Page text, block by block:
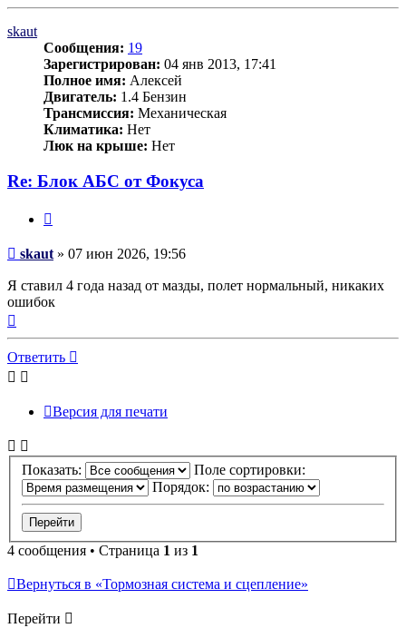
skaut
Сообщения: 19
Зарегистрирован: 04 янв 2013, 17:41
Полное имя: Алексей
Двигатель: 1.4 Бензин
Трансмиссия: Механическая
Климатика: Нет
Люк на крыше: Нет
Re: Блок АБС от Фокуса
Сообщение
skaut » 07 июн 2026, 19:56
Я ставил 4 года назад от мазды, полет нормальный, никаких
ошибок
началу
Ответить
Версия для печати
Показать:
Поле сортировки:
Порядок:
4 сообщения • Страница 1 из 1
Вернуться в «Тормозная система и сцепление»
Перейти